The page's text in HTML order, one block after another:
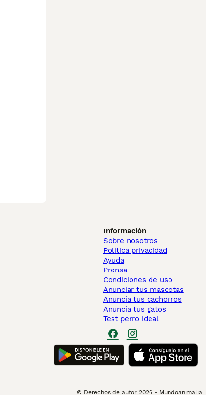
Información
Sobre nosotros
Politica privacidad
Ayuda
Prensa
Condiciones de uso
Anunciar tus mascotas
Anuncia tus cachorros
Anuncia tus gatos
Test perro ideal
© Derechos de autor 2026 - Mundoanimalia